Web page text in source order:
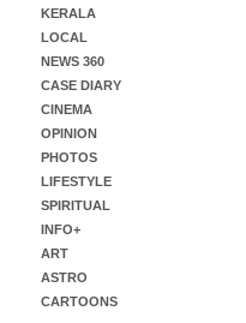
KERALA
LOCAL
NEWS 360
CASE DIARY
CINEMA
OPINION
PHOTOS
LIFESTYLE
SPIRITUAL
INFO+
ART
ASTRO
CARTOONS